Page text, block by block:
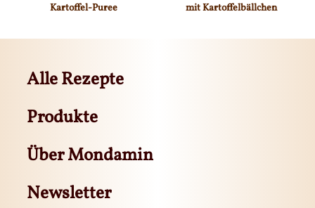
Kartoffel-Puree
mit Kartoffelbällchen
Alle Rezepte
Produkte
Über Mondamin
Newsletter